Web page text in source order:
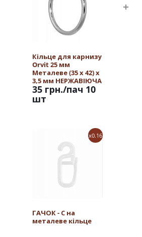
Кільце для карнизу
Orvit 25 мм
Металеве (35 х 42) х
3,5 мм НЕРЖАВІЮЧА
СТАЛЬ
35 грн./пач 10
шт
x0.16
ГАЧОК - С на
металеве кільце